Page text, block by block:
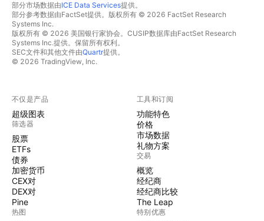
部分市场数据由ICE Data Services提供。
部分参考数据由FactSet提供。版权所有 © 2026 FactSet Research
Systems Inc.
版权所有 © 2026 美国银行家协会。CUSIP数据库由FactSet Research
Systems Inc.提供。保留所有权利。
SEC文件和其他文件由Quartr提供。
© 2026 TradingView, Inc.
不仅是产品
超级图表
筛选器
股票
ETFs
债券
加密货币
CEX对
DEX对
Pine
热图
工具和订阅
功能特色
价格
市场数据
礼物方案
交易
概览
经纪商
经纪商比较
The Leap
特别优惠